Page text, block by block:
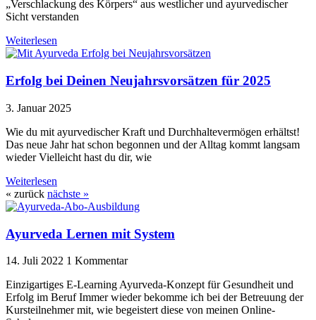
„Verschlackung des Körpers“ aus westlicher und ayurvedischer
Sicht verstanden
Weiterlesen
Erfolg bei Deinen Neujahrsvorsätzen für 2025
3. Januar 2025
Wie du mit ayurvedischer Kraft und Durchhaltevermögen erhältst!
Das neue Jahr hat schon begonnen und der Alltag kommt langsam
wieder Vielleicht hast du dir, wie
Weiterlesen
« zurück nächste »
Ayurveda Lernen mit System
14. Juli 2022 1 Kommentar
Einzigartiges E-Learning Ayurveda-Konzept für Gesundheit und
Erfolg im Beruf Immer wieder bekomme ich bei der Betreuung der
Kursteilnehmer mit, wie begeistert diese von meinen Online-